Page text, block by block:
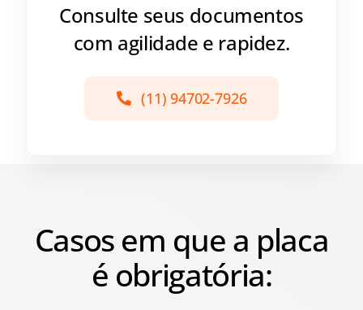
Consulte seus documentos
com agilidade e rapidez.
(11) 94702-7926
Casos em que a placa
é obrigatória: